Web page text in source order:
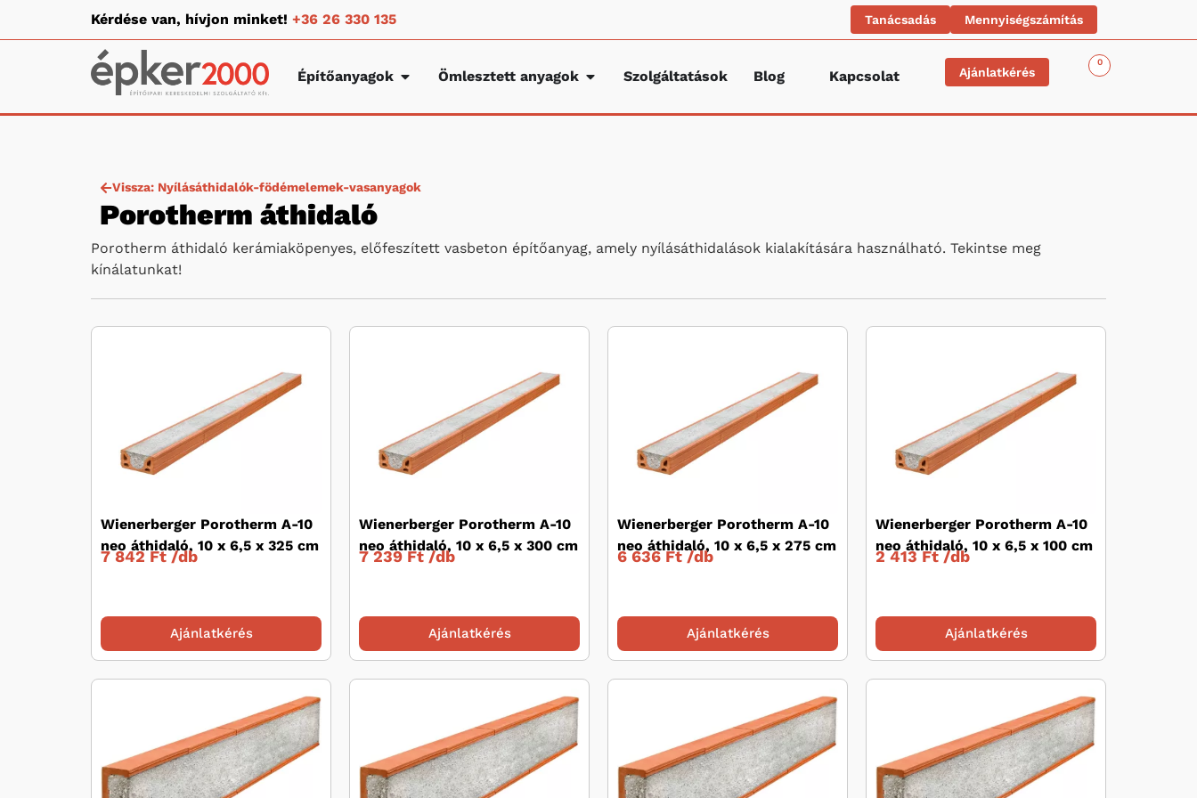
Kérdése van, hívjon minket! +36 26 330 135 Tanácsadás Mennyiségszámítás
Építőanyagok Ömlesztett anyagok Szolgáltatások Blog Kapcsolat Ajánlatkérés
0
Vissza: Nyílásáthidalók-födémelemek-vasanyagok
Porotherm áthidaló
Porotherm áthidaló kerámiaköpenyes, előfeszített vasbeton építőanyag, amely nyílásáthidalások kialakítására használható. Tekintse meg
kínálatunkat!
Wienerberger Porotherm A-10
neo áthidaló, 10 x 6,5 x 325 cm
7 842 Ft /db
Ajánlatkérés
Wienerberger Porotherm A-10
neo áthidaló, 10 x 6,5 x 300 cm
7 239 Ft /db
Ajánlatkérés
Wienerberger Porotherm A-10
neo áthidaló, 10 x 6,5 x 275 cm
6 636 Ft /db
Ajánlatkérés
Wienerberger Porotherm A-10
neo áthidaló, 10 x 6,5 x 100 cm
2 413 Ft /db
Ajánlatkérés